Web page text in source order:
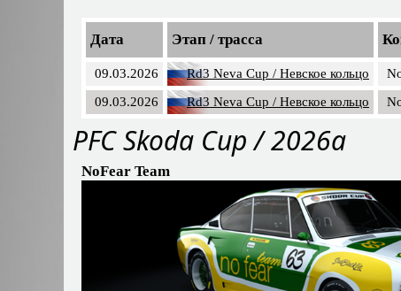
Дата Этап / трасса
09.03.2026 Rd3 Neva Cup / Невское кольцо
09.03.2026
Rd3 Neva Cup / Невское кольцо
PFC Skoda Cup / 2026a
NoFear Team